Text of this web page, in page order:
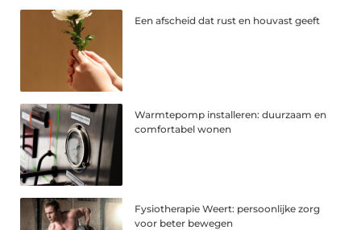
Een afscheid dat rust en houvast geeft
Warmtepomp installeren: duurzaam en
comfortabel wonen
Fysiotherapie Weert: persoonlijke zorg
voor beter bewegen